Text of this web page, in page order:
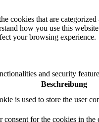
that are
how you use this
your browsing experience.
and security
Beschreibung
is used to store the user
for the cookies in